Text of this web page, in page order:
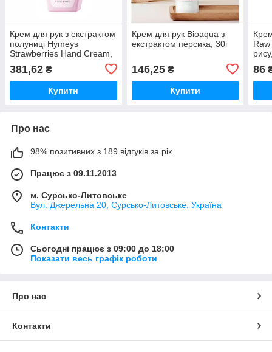
Крем для рук з екстрактом
полуниці Hymeys
Strawberries Hand Cream,
381,62 ₴
Купити
Крем для рук Bioaqua з
екстрактом персика, 30г
146,25₴
Купити
Raw
86
Про нас
98% позитивних з 189 відгуків за рік
Працює з 09.11.2013
м. Сурсько-Литовське
Вул. Джерельна 20, Сурсько-Литовське, Україна
Контакти
Сьогодні працює з 09:00 до 18:00
Показати весь графік роботи
Про нас
Контакти